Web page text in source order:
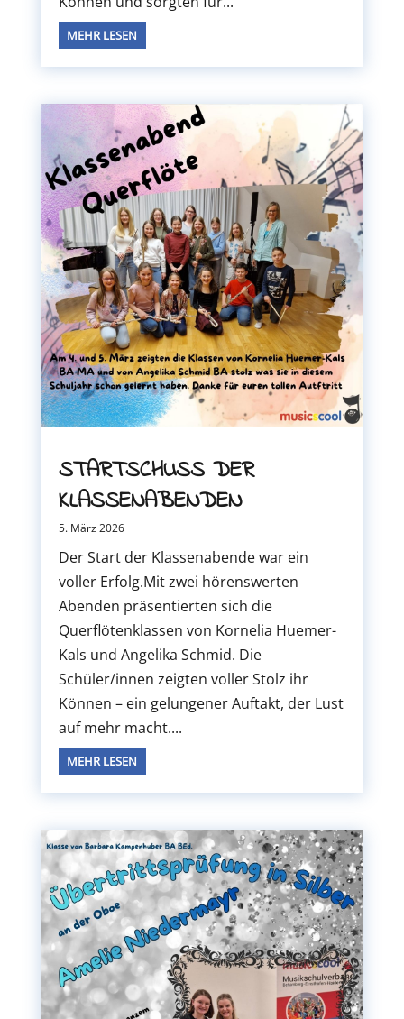
MEHR LESEN
STARTSCHUSS DER
KLASSENABENDEN
5. März 2026
Der Start der Klassenabende war ein
voller Erfolg.Mit zwei hörenswerten
Abenden präsentierten sich die
Querflötenklassen von Kornelia Huemer-
Kals und Angelika Schmid. Die
Schüler/innen zeigten voller Stolz ihr
Können – ein gelungener Auftakt, der Lust
auf mehr macht....
MEHR LESEN